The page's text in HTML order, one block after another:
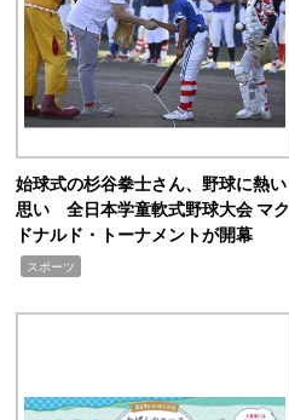
始球式の杉谷拳士さん、野球に熱い
思い 全日本学童軟式野球大会 マク
ドナルド・トーナメントが開幕
スポーツ